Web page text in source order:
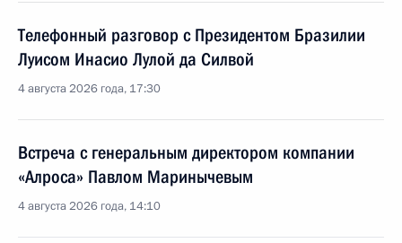
Телефонный разговор с Президентом Бразилии
Луисом Инасио Лулой да Силвой
4 августа 2026 года, 17:30
Встреча с генеральным директором компании
«Алроса» Павлом Маринычевым
4 августа 2026 года, 14:10